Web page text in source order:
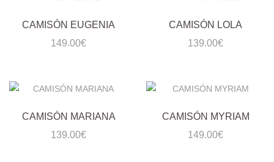
CAMISÓN EUGENIA
149.00€
CAMISÓN LOLA
139.00€
CAMISÓN MARIANA
139.00€
CAMISÓN MYRIAM
149.00€